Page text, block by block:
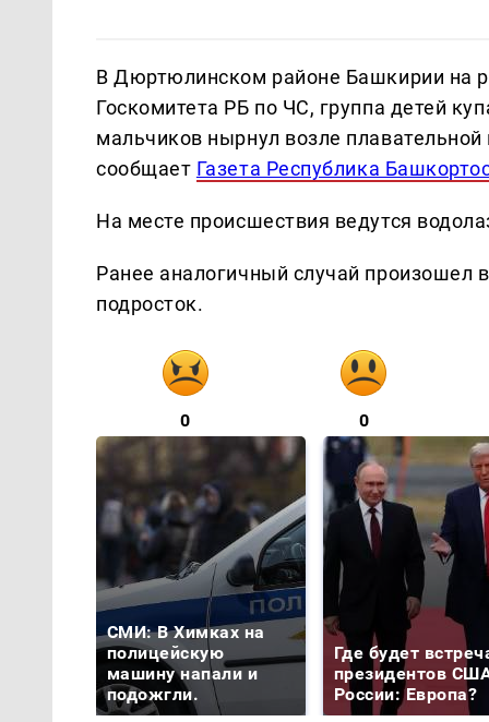
В Дюртюлинском районе Башкирии на
Госкомитета РБ по ЧС, группа детей
мальчиков нырнул возле
сообщает Газета Республика
На месте происшествия ведутся
Ранее аналогичный случай произошел
подросток.
0 0
СМИ: В Химках на
полицейскую
машину напали и
подожгли.
Где будет
президентов
России: Европа?